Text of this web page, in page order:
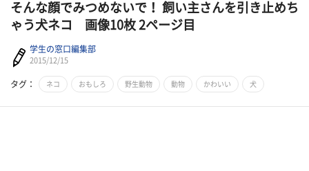
そんな顔でみつめないで！ 飼い主さんを引き止めち
ゃう犬ネコ 画像10枚 2ページ目
学生の窓口編集部
2015/12/15
タグ： ネコ おもしろ 野生動物 動物 かわいい 犬